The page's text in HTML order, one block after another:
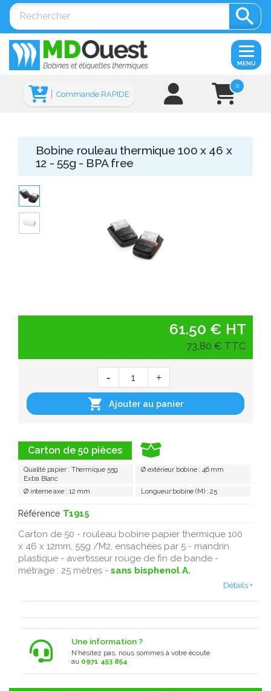

0
Commande RAPIDE
MENU
Bobine rouleau thermique 100 x 46 x
12 - 55g - BPA free
Carton de 50 pièces
Qualité papier : Thermique 55g
Extra Blanc
Ø extérieur bobine : 46 mm
Ø interne axe : 12 mm Longueur bobine (M) : 25
Référence T1915
Carton de 50 - rouleau bobine papier thermique 100
x 46 x 12mm, 55g /M2, ensachées par 5 - mandrin
plastique - avertisseur rouge de fin de bande -
métrage : 25 mètres - sans bisphenol A.
Détails +
Une information ?
N’hésitez pas, nous sommes à votre écoute
au 0971 453 854
61.50 € HT
73,80 € TTC
 Ajouter au panier